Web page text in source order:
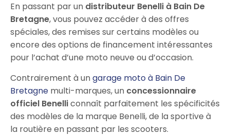
En passant par un distributeur Benelli à Bain De
Bretagne, vous pouvez accéder à des offres
spéciales, des remises sur certains modèles ou
encore des options de financement intéressantes
pour l’achat d’une moto neuve ou d’occasion.
Contrairement à ungarage moto à Bain De
Bretagne multi-marques, un concessionnaire
officiel Benelliconnaît parfaitement les spécificités
des modèles de la marque Benelli, de la sportive à
la routière en passant par les scooters.